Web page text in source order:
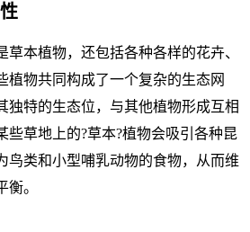
草本植物，还包括各种各样的花卉、
植物共同构成了一个复杂的生态网
独特的生态位，与其他植物形成互相
些草地上的?草本?植物会吸引各种昆
鸟类和小型哺乳动物的食物，从而维
。